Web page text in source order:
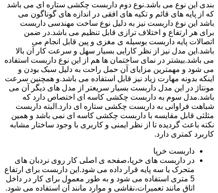
بندی این نوع می باشد.نوع دوم داربست چکشی ستاره ای می باشد
که از پایه های قائم و تکیه های افقی در اندازه های گوناگون می
باشد این نوع داربست نیز به دلیل نوع ساخت مهندسی داربست
برای هر ارتفاع و اختلاف ترازی قابل تنظیم می باشد.در ضمن
اتصالات پایه داربست بوسیله ی مغزی و پین قابل انجام می
باشد.این مدل نیز از نظر کارایی بسیار سهل و سرعت کار آن بالا
می باشد.بیشتر در نمای ساختمان ها هم از این نوع داربست استفاده
می شود و مهمترین مزایای آن حمل راحت به دلیل سبک بودن و
اینکه بدونه مهارت زیاد نیز قابل استفاده می باشد.و همچنین سرعت
مونتاژ در این مدل داربست بسیار سریعتر از مدل های دیگر آن می
باشد.مدل سوم به داربست چکشی کاسه ای اختصاص دارد که
شباهت فراوانی به داربست چکشی ستاره ای دارد.البته داربست
مثلثی قابل مقایسه با داربست چکشی کاسه ای نمی باشد و همین
نکته باعث گردیده تا از نظر ایمنی و کاربری با وجود ساختار مشابه
کاربرد کمتری دارد.
داربست خرپا
در داربست های خرپا،صفحه ی اصلی کار روی نردبان های
متحرک یا سه پایه قرار داده می شود.این داربست برای ارتفاع
5 متری استفاده می شود و به طور معمول برای کار در داخل
اتاق مانند تعمیرات،نقاشی و موارد مانند آن استفاده می شود.